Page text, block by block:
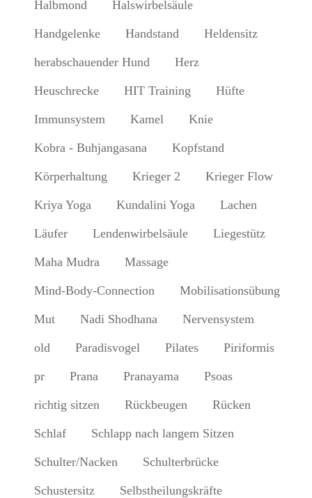
Halbmond Halswirbelsäule
Handgelenke Handstand Heldensitz
herabschauender Hund Herz
Heuschrecke HIT Training Hüfte
Immunsystem Kamel Knie
Kobra - Buhjangasana Kopfstand
Körperhaltung Krieger 2 Krieger Flow
Kriya Yoga Kundalini Yoga Lachen
Läufer Lendenwirbelsäule Liegestütz
Maha Mudra Massage
Mind-Body-Connection Mobilisationsübung
Mut Nadi Shodhana Nervensystem
old Paradisvogel Pilates Piriformis
pr Prana Pranayama Psoas
richtig sitzen Rückbeugen Rücken
Schlaf Schlapp nach langem Sitzen
Schulter/Nacken Schulterbrücke
Schustersitz Selbstheilungskräfte